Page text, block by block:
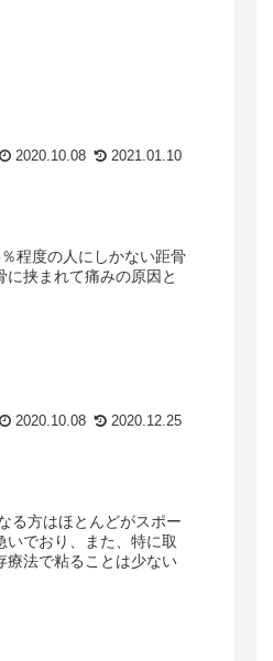
2020.10.08 2021.01.10
程度の人にしかない距骨
挟まれて痛みの原因と
2020.10.08 2020.12.25
る方はほとんどがスポー
いでおり、また、特に取
療法で粘ることは少ない